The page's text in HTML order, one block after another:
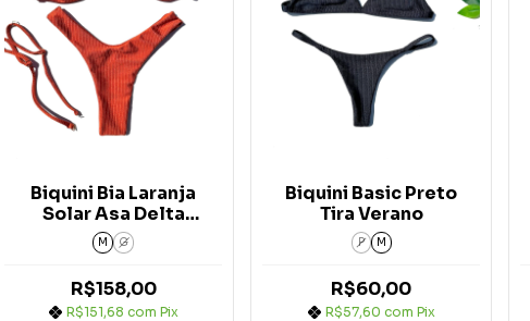
Biquini Bia Laranja
Solar Asa Delta
Verano
M G
R$158,00
R$151,68 com Pix
Biquini Basic Preto
Tira Verano
P M
R$60,00
R$57,60 com Pix